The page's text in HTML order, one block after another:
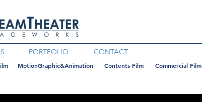
PORTFOLIO CONTACT
MotionGraphic&Animation Contents Film Commercial Film